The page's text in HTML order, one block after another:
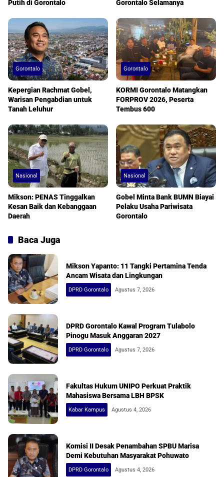
Putih di Gorontalo Gorontalo Selamanya
Gorontalo
Kepergian Rachmat Gobel,
Warisan Pengabdian untuk
Tanah Leluhur
Gorontalo
KORMI Gorontalo Matangkan
FORPROV 2026, Peserta
Tembus 600
Nasional
Mikson: PENAS Tinggalkan
Kesan Baik dan Kebanggaan
Daerah
Nasional
Gobel Minta Bank BUMN Biayai
Pelaku Usaha Pariwisata
Gorontalo
Baca Juga
Mikson Yapanto: 11 Tangki Pertamina Tenda
Ancam Wisata dan Lingkungan
DPRD Gorontalo Agustus 7, 2026
DPRD Gorontalo Kawal Program Tulabolo
Pinogu Masuk Anggaran 2027
DPRD Gorontalo Agustus 7, 2026
Fakultas Hukum UNIPO Perkuat Praktik
Mahasiswa Bersama LBH BPSK
Kabar Kampus Agustus 4, 2026
Komisi II Desak Penambahan SPBU Marisa
Demi Kebutuhan Masyarakat Pohuwato
DPRD Gorontalo Agustus 4, 2026